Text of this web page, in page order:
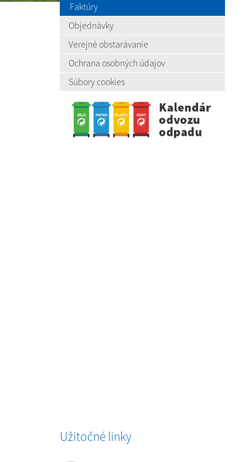
Faktúry
Objednávky
Verejné obstarávanie
Ochrana osobných údajov
Súbory cookies
Užitočné linky